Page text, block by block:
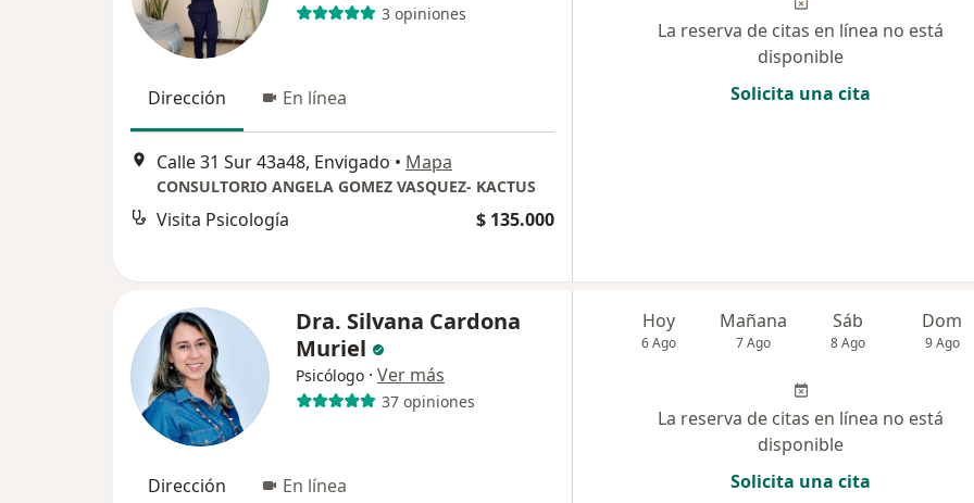
3 opiniones
Dirección En línea
Calle 31 Sur 43a48, Envigado • Mapa
CONSULTORIO ANGELA GOMEZ VASQUEZ- KACTUS
Visita Psicología $ 135.000
La reserva de citas en línea no está
disponible
Solicita una cita
Dra. Silvana Cardona
Muriel
Psicólogo · Ver más
37 opiniones
Dirección En línea
Hoy
6 Ago
Mañana
7 Ago
Sáb
8 Ago
Dom
9 Ago
La reserva de citas en línea no está
disponible
Solicita una cita